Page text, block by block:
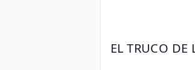
EL TRUCO DE